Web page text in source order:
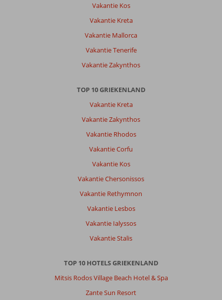
Vakantie Kos
Vakantie Kreta
Vakantie Mallorca
Vakantie Tenerife
Vakantie Zakynthos
TOP 10 GRIEKENLAND
Vakantie Kreta
Vakantie Zakynthos
Vakantie Rhodos
Vakantie Corfu
Vakantie Kos
Vakantie Chersonissos
Vakantie Rethymnon
Vakantie Lesbos
Vakantie Ialyssos
Vakantie Stalis
TOP 10 HOTELS GRIEKENLAND
Mitsis Rodos Village Beach Hotel & Spa
Zante Sun Resort